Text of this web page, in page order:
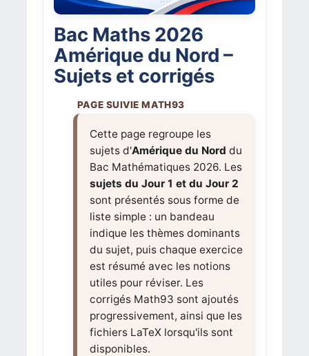
Bac Maths 2026
Amérique du Nord –
Sujets et corrigés
Cette page regroupe les
sujets d'Amérique du Nord du
Bac Mathématiques 2026. Les
sujets du Jour 1 et du Jour 2
sont présentés sous forme de
liste simple : un bandeau
indique les thèmes dominants
du sujet, puis chaque exercice
est résumé avec les notions
utiles pour réviser. Les
corrigés Math93 sont ajoutés
progressivement, ainsi que les
fichiers LaTeX lorsqu'ils sont
disponibles.